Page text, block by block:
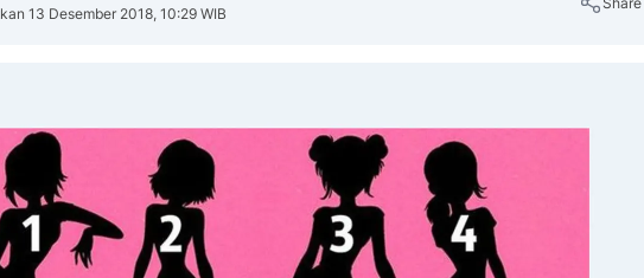
13 Desember 2018, 10:29 WIB
Copy Link